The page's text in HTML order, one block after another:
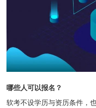
哪些人可以报名？
软考不设学历与资历条件，